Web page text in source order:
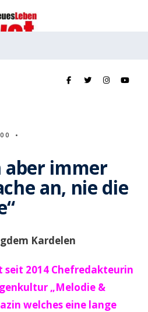
•
aber immer
an, nie die
Kardelen
seit 2014 Chefredakteurin
„Melodie &
welches eine lange